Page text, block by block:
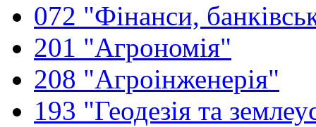
072 "Фінанси,
201 "Агрономія"
208 "Агроінженерія"
193 "Геодезія та